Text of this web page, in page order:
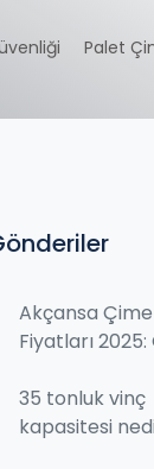
Palet
Akçansa
Fiyatları 2025:
Durumu
35 tonluk vinç
kapasitesi